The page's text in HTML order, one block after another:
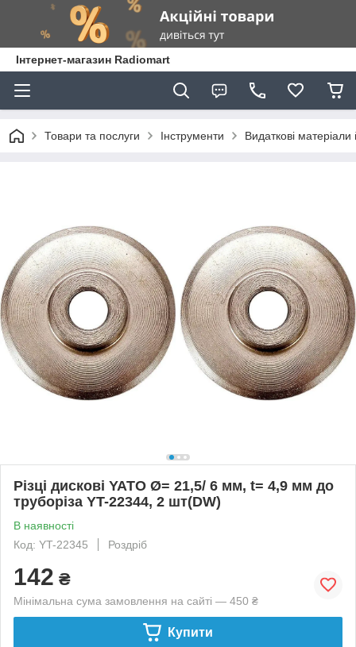
Інтернет-магазин Radiomart
Товари та послуги Інструменти Видаткові
Різці дискові YATO Ø= 21,5/ 6 мм, t= 4,9 мм до
труборіза YT-22344, 2 шт(DW)
В наявності
Код: YT-22345
Роздріб
142 ₴
Мінімальна сума замовлення на сайті — 450 ₴
Купити